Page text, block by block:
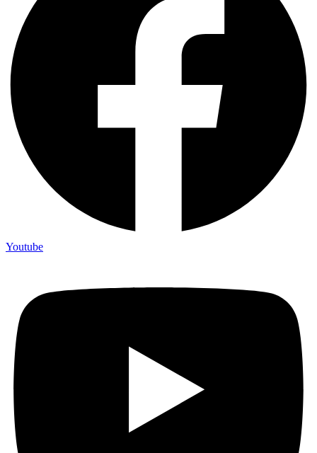
Youtube